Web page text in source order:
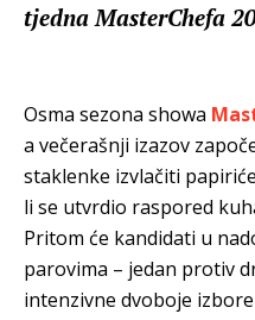
tjedna MasterChefa
Osma sezona showa
a večerašnji izazov
staklenke izvlačiti
li se utvrdio raspored
Pritom će kandidati u
parovima – jedan protiv
intenzivne dvoboje